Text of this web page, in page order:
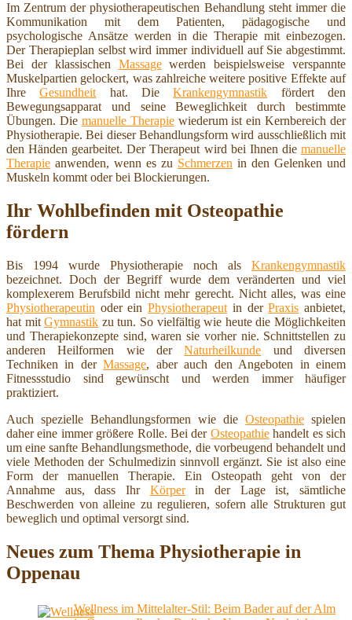
Im Zentrum der physiotherapeutischen Behandlung steht immer die
Kommunikation mit dem Patienten, pädagogische und
psychologische Ansätze werden in die Therapie mit einbezogen.
Der Therapieplan selbst wird immer individuell auf Sie abgestimmt.
Bei der klassischen Massagewerden beispielsweise verspannte
Muskelpartien gelockert, was zahlreiche weitere positive Effekte auf
IhreGesundheit hat. DieKrankengymnastik fördert den
Bewegungsapparat und seine Beweglichkeit durch bestimmte
Übungen. Die manuelle Therapiewiederum ist ein Kernbereich der
Physiotherapie. Bei dieser Behandlungsform wird ausschließlich mit
den Händen gearbeitet. Der Therapeut wird bei Ihnen die manuelle
Therapie anwenden, wenn es zu Schmerzen in den Gelenken und
Muskeln kommt oder bei Blockierungen.
Ihr Wohlbefinden mit Osteopathie
fördern
Bis 1994 wurde Physiotherapie noch als Krankengymnastik
bezeichnet. Doch der Begriff wurde dem veränderten und viel
komplexerem Berufsbild nicht mehr gerecht. Nicht alles, was eine
Physiotherapeutin oder einPhysiotherapeut in derPraxis anbietet,
hat mitGymnastik zu tun. So vielfältig wie heute die Möglichkeiten
und Therapiekonzepte sind, waren sie vorher nie. Schnittstellen zu
anderen Heilformen wie derNaturheilkunde und diversen
Techniken in derMassage, aber auch den Angeboten in einem
Fitnessstudio sind gewünscht und werden immer häufiger
praktiziert.
Auch spezielle Behandlungsformen wie die Osteopathie spielen
daher eine immer größere Rolle. Bei der Osteopathiehandelt es sich
um eine sanfte Behandlungsmethode, die vorbeugend behandelt und
viele Methoden der Schulmedizin sinnvoll ergänzt. Sie ist also eine
Form der manuellen Therapie. Ein Osteopath geht von der
Annahme aus, dass Ihr Körperin der Lage ist, sämtliche
Beschwerden von alleine zu regulieren, sofern alle Strukturen gut
beweglich und optimal versorgt sind.
Neues zum Thema Physiotherapie in
Oppenau
Wellness im Mittelalter-Stil: Beim Bader auf der Alm